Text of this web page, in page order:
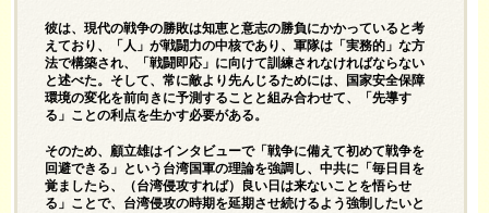
彼は、現代の戦争の勝敗は知恵と意志の勝負にかかっていると考
えており、「人」が戦闘力の中核であり、軍隊は「実務的」な方
法で構築され、「戦闘即応」に向けて訓練されなければならない
と述べた。そして、常に敵より先んじるためには、国家安全保障
環境の変化を前向きに予測することと組み合わせて、「先導す
る」ことの利点を生かす必要がある。
そのため、顧立雄はインタビューで「戦争に備えて初めて戦争を
回避できる」という台湾国軍の理論を強調し、中共に「毎日目を
覚ましたら、（台湾侵攻すれば）良い日は来ないことを悟らせ
る」ことで、台湾侵攻の時期を延期させ続けるよう強制したいと